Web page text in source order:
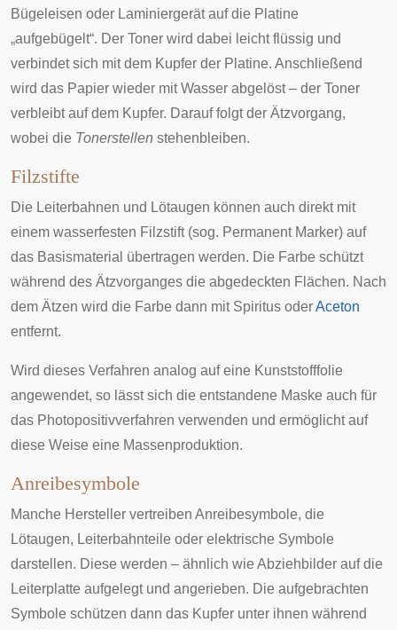
Bügeleisen oder Laminiergerät auf die Platine
„aufgebügelt“. Der Toner wird dabei leicht flüssig und
verbindet sich mit dem Kupfer der Platine. Anschließend
wird das Papier wieder mit Wasser abgelöst – der Toner
verbleibt auf dem Kupfer. Darauf folgt der Ätzvorgang,
wobei die Tonerstellen stehenbleiben.
Filzstifte
Die Leiterbahnen und Lötaugen können auch direkt mit
einem wasserfesten Filzstift(sog. Permanent Marker) auf
das Basismaterial übertragen werden. Die Farbe schützt
während des Ätzvorganges die abgedeckten Flächen. Nach
dem Ätzen wird die Farbe dann mit Spiritus oderAceton
entfernt.
Wird dieses Verfahren analog auf eine Kunststofffolie
angewendet, so lässt sich die entstandene Maske auch für
das Photopositivverfahren verwenden und ermöglicht auf
diese Weise eine Massenproduktion.
Anreibesymbole
Manche Hersteller vertreiben Anreibesymbole, die
Lötaugen, Leiterbahnteile oder elektrische Symbole
darstellen. Diese werden – ähnlich wie Abziehbilder auf die
Leiterplatte aufgelegt und angerieben. Die aufgebrachten
Symbole schützen dann das Kupfer unter ihnen während